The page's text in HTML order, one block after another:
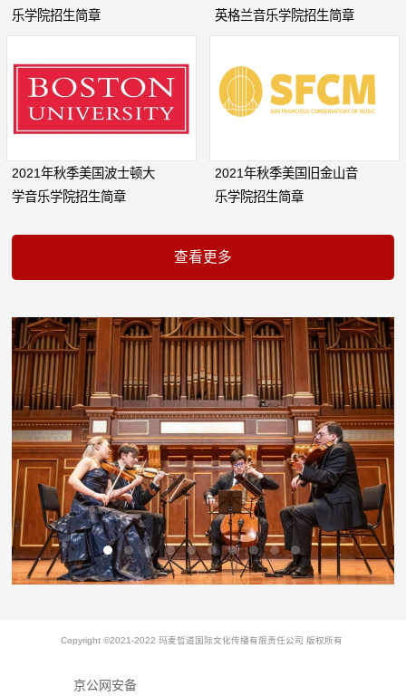
乐学院招生简章
英格兰音乐学院招生简章
2021年秋季美国波士顿大
学音乐学院招生简章
2021年秋季美国旧金山音
乐学院招生简章
Copyright ©2021-2022 玛麦哲道国际文化传播有限责任公司 版权所有
京公网安备